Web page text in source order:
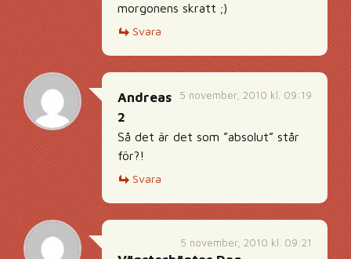
morgonens skratt ;)
Svara
5 november, 2010 kl. 09:19
Andreas
2
Så det är det som ”absolut” står
för?!
Svara
5 november, 2010 kl. 09:21